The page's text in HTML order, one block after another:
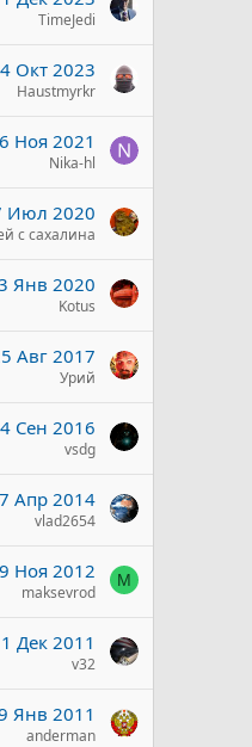
TimeJedi
4 Окт 2023
Haustmyrkr
Ноя 2021
Nika-hl
Июл 2020
с сахалина
Янв 2020
Kotus
Авг 2017
Урий
Сен 2016
vsdg
Апр 2014
vlad2654
Ноя 2012
maksevrod
M
1 Дек 2011
v32
Янв 2011
anderman